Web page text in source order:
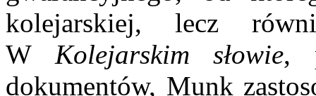
kolejarskiej, lecz
WKolejarskim słowie,
dokumentów, Munk